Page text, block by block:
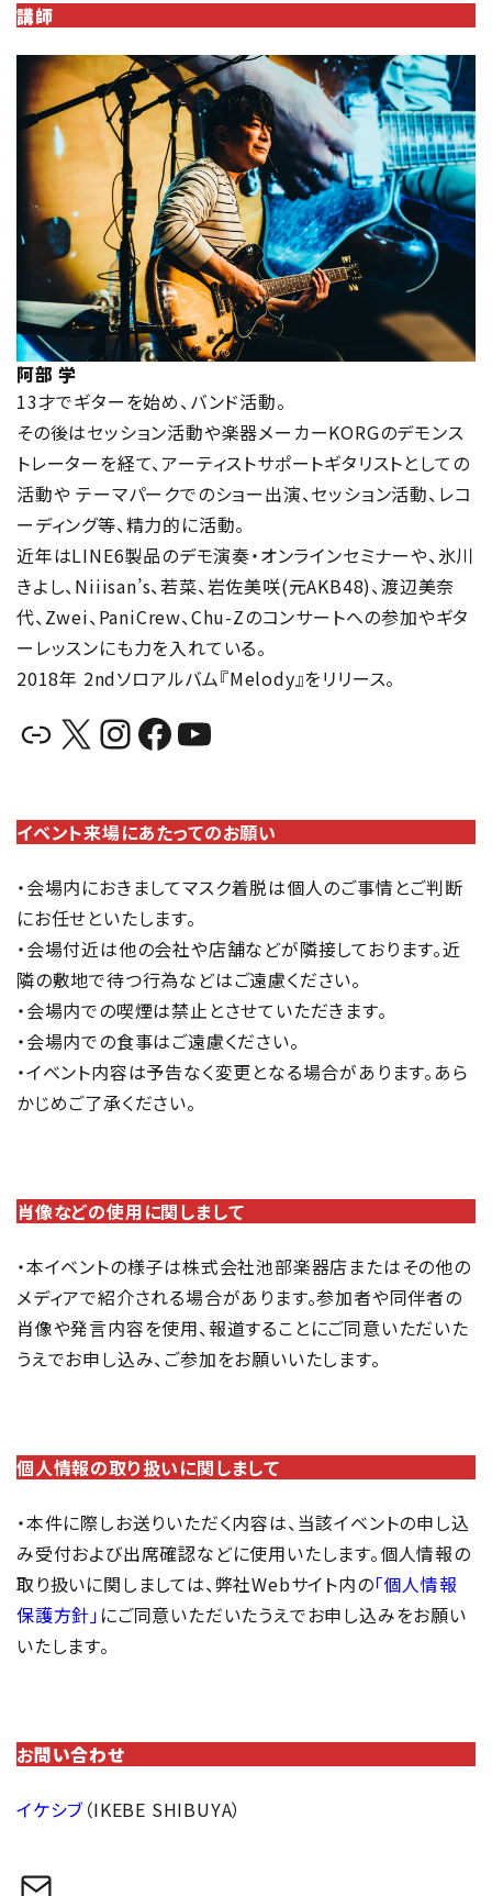
講師
阿部 学
13才でギターを始め、バンド活動。
その後はセッション活動や楽器メーカーKORGのデモンス
トレーターを経て、アーティストサポートギタリストとしての
活動や テーマパークでのショー出演、セッション活動、レコ
ーディング等、精力的に活動。
近年はLINE6製品のデモ演奏・オンラインセミナーや、氷川
きよし、Niiisan’s、若菜、岩佐美咲(元AKB48)、渡辺美奈
代、Zwei、PaniCrew、Chu-Zのコンサートへの参加やギタ
ーレッスンにも力を入れている。
2018年 2ndソロアルバム『Melody』をリリース。
リンクX InstagramFacebook YouTube
イベント来場にあたってのお願い
・会場内におきましてマスク着脱は個人のご事情とご判断
にお任せといたします。
・会場付近は他の会社や店舗などが隣接しております。近
隣の敷地で待つ行為などはご遠慮ください。
・会場内での喫煙は禁止とさせていただきます。
・会場内での食事はご遠慮ください。
・イベント内容は予告なく変更となる場合があります。あら
かじめご了承ください。
肖像などの使用に関しまして
・本イベントの様子は株式会社池部楽器店またはその他の
メディアで紹介される場合があります。参加者や同伴者の
肖像や発言内容を使用、報道することにご同意いただいた
うえでお申し込み、ご参加をお願いいたします。
個人情報の取り扱いに関しまして
・本件に際しお送りいただく内容は、当該イベントの申し込
み受付および出席確認などに使用いたします。個人情報の
取り扱いに関しましては、弊社Webサイト内の「個人情報
保護方針」 にご同意いただいたうえでお申し込みをお願い
いたします。
お問い合わせ
イケシブ（IKEBE SHIBUYA）